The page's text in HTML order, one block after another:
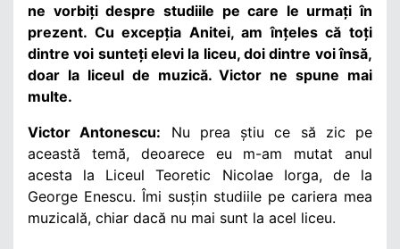
ne vorbiți despre studiile pe care le urmați în
prezent. Cu excepția Anitei, am înțeles că toți
dintre voi sunteți elevi la liceu, doi dintre voi însă,
doar la liceul de muzică. Victor ne spune mai
multe.
Victor Antonescu: Nu prea știu ce să zic pe
această temă, deoarece eu m-am mutat anul
acesta la Liceul Teoretic Nicolae Iorga, de la
George Enescu. Îmi susțin studiile pe cariera mea
muzicală, chiar dacă nu mai sunt la acel liceu.